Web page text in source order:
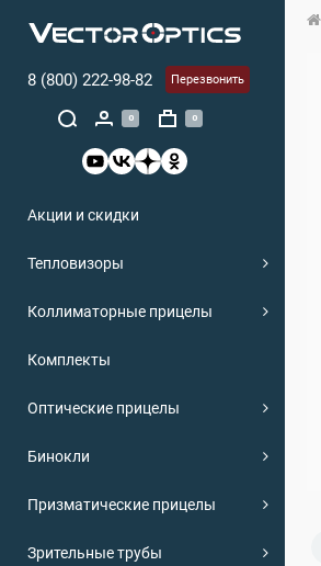
8 (800) 222-98-82 Перезвонить
0 0
Акции и скидки
Тепловизоры
Коллиматорные прицелы
Комплекты
Оптические прицелы
Бинокли
Призматические прицелы
Зрительные трубы